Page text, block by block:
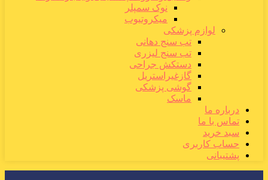
نوک سمپلر
میکروتیوب
لوازم پزشکی
تب سنج دهانی
تب سنج لیزری
دستکش جراحی
گازغیراستریل
گوشی پزشکی
ماسک
درباره ما
تماس با ما
سبد خرید
حساب کاربری
پشتیبانی